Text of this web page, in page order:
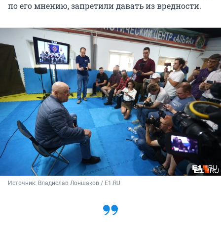
по его мнению, запретили давать из вредности.
Источник: Владислав Лоншаков / E1.RU